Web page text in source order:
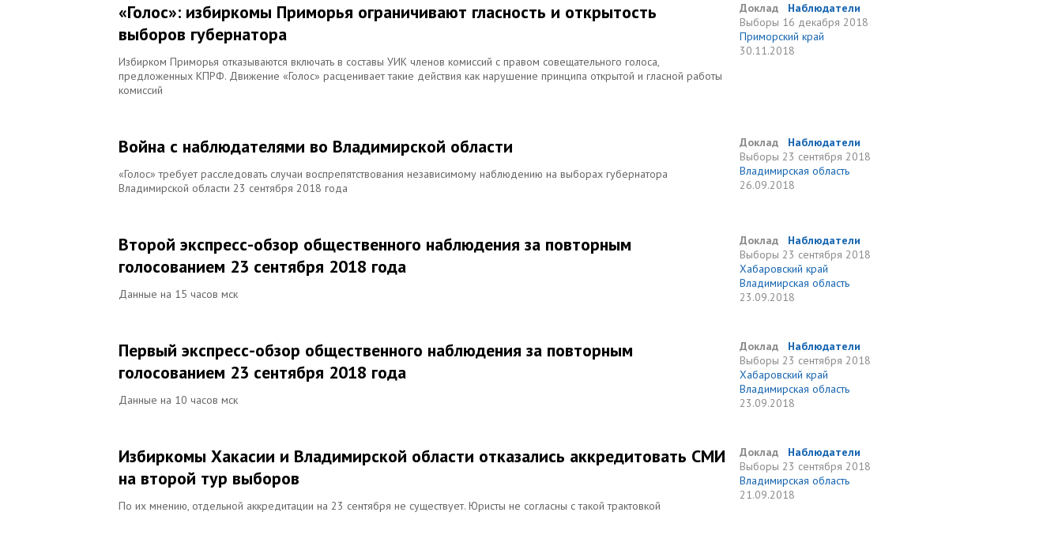
«Голос»: избиркомы Приморья ограничивают гласность и открытость
выборов губернатора
Избирком Приморья отказываются включать в составы УИК членов комиссий с правом совещательного голоса,
предложенных КПРФ. Движение «Голос» расценивает такие действия как нарушение принципа открытой и гласной работы
комиссий
Доклад
Наблюдатели
Выборы 16 декабря 2018
Приморский край
30.11.2018
Война с наблюдателями во Владимирской области
«Голос» требует расследовать случаи воспрепятствования независимому наблюдению на выборах губернатора
Владимирской области 23 сентября 2018 года
Доклад
Наблюдатели
Выборы 23 сентября 2018
Владимирская область
26.09.2018
Второй экспресс-обзор общественного наблюдения за повторным
голосованием 23 сентября 2018 года
Данные на 15 часов мск
Доклад
Наблюдатели
Выборы 23 сентября 2018
Хабаровский край
Владимирская область
23.09.2018
Первый экспресс-обзор общественного наблюдения за повторным
голосованием 23 сентября 2018 года
Данные на 10 часов мск
Доклад
Наблюдатели
Выборы 23 сентября 2018
Хабаровский край
Владимирская область
23.09.2018
Избиркомы Хакасии и Владимирской области отказались аккредитовать СМИ
на второй тур выборов
По их мнению, отдельной аккредитации на 23 сентября не существует. Юристы не согласны с такой трактовкой
Доклад
Наблюдатели
Выборы 23 сентября 2018
Владимирская область
21.09.2018